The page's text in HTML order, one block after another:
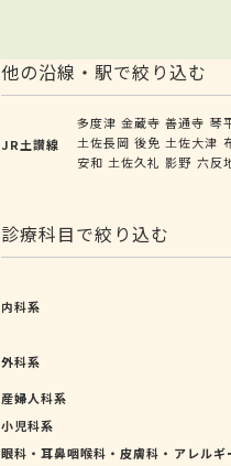
他の沿線・駅で絞り込む
JR土讃線
多度津 金蔵寺 善通寺 琴
土佐長岡 後免 土佐大津
安和 土佐久礼 影野 六反
診療科目で絞り込む
内科系
外科系
産婦人科系
小児科系
眼科・耳鼻咽喉科・皮膚科・アレルギ